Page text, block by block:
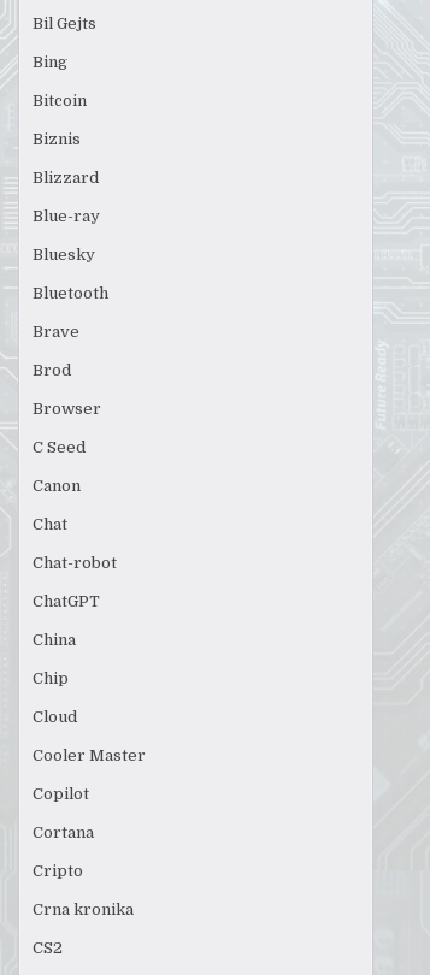
Bil Gejts
Bing
Bitcoin
Biznis
Blizzard
Blue-ray
Bluesky
Bluetooth
Brave
Brod
Browser
C Seed
Canon
Chat
Chat-robot
ChatGPT
China
Chip
Cloud
Cooler Master
Copilot
Cortana
Cripto
Crna kronika
CS2